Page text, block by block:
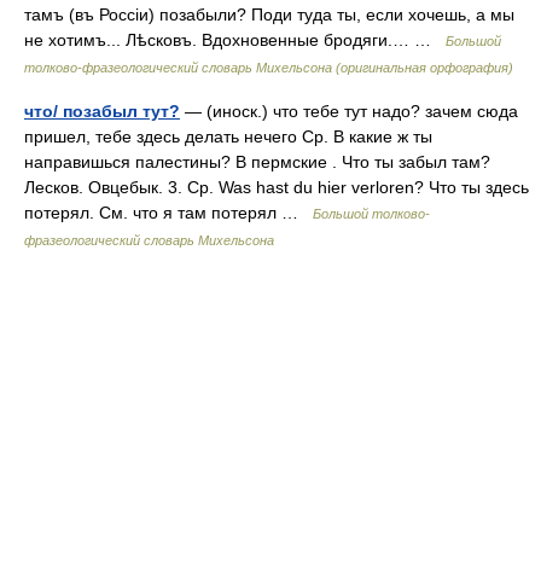
тамъ (въ Россіи) позабыли? Поди туда ты, если хочешь, а мы
не хотимъ... Лѣсковъ. Вдохновенные бродяги.… …
Большой
толково-фразеологический словарь Михельсона (оригинальная орфография)
что/ позабыл тут? — (иноск.) что тебе тут надо? зачем сюда
пришел, тебе здесь делать нечего Ср. В какие ж ты
направишься палестины? В пермские . Что ты забыл там?
Лесков. Овцебык. 3. Ср. Was hast du hier verloren? Что ты здесь
потерял. См. что я там потерял …
Большой толково-
фразеологический словарь Михельсона